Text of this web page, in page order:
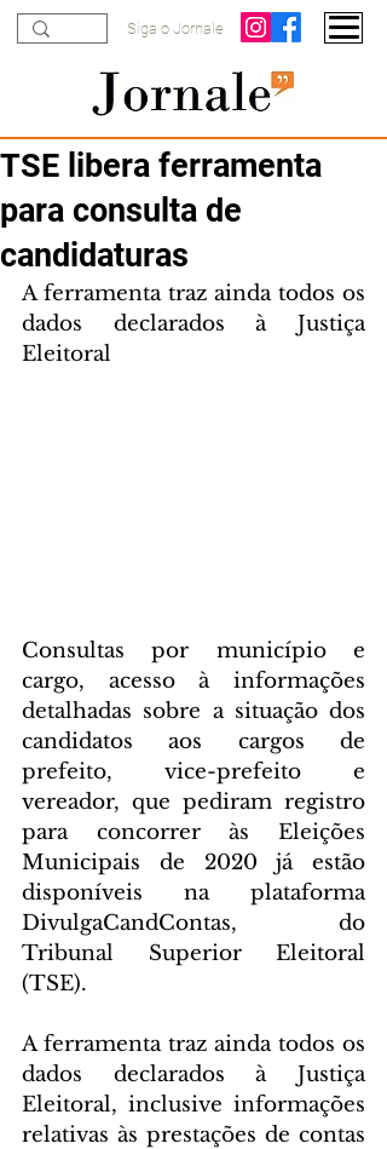
Siga o Jornale
TSE libera ferramenta
para consulta de
candidaturas
A ferramenta traz ainda todos os
dados declarados à Justiça
Eleitoral
Consultas por município e
cargo, acesso à informações
detalhadas sobre a situação dos
candidatos aos cargos de
prefeito, vice-prefeito e
vereador, que pediram registro
para concorrer às Eleições
Municipais de 2020 já estão
disponíveis na plataforma
DivulgaCandContas, do
Tribunal Superior Eleitoral
(TSE).
A ferramenta traz ainda todos os
dados declarados à Justiça
Eleitoral, inclusive informações
relativas às prestações de contas